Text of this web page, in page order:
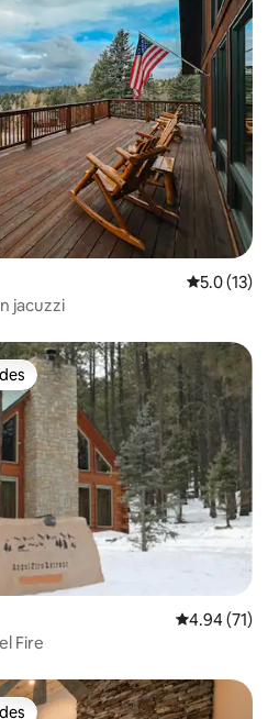
Calificación
5.0 (13)
jacuzzi
preferido
Calificación
4.94 (71)
Fire